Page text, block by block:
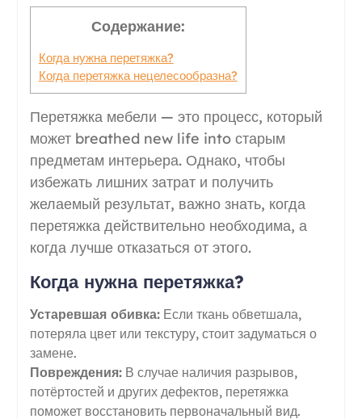
Содержание:
Когда нужна перетяжка?
Когда перетяжка нецелесообразна?
Перетяжка мебели — это процесс, который
может breathed new life into старым
предметам интерьера. Однако, чтобы
избежать лишних затрат и получить
желаемый результат, важно знать, когда
перетяжка действительно необходима, а
когда лучше отказаться от этого.
Когда нужна перетяжка?
Устаревшая обивка:Если ткань обветшала,
потеряла цвет или текстуру, стоит задуматься о
замене.
Повреждения:В случае наличия разрывов,
потёртостей и других дефектов, перетяжка
поможет восстановить первоначальный вид.